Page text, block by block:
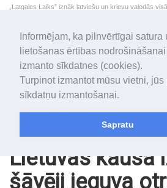
Informējam, ka pilnvērtīgai satura
lietošanas ērtības
izmanto sīkdatnes (cookies).
Turpinot izmantot mūsu vietni, jūs
sīkdatņu izmantošanai.
Sapratu
„Latgales Laiks” iznāk latviešu un krievu valodās
„Latgales Laiks” latviešu valodā aptver Daugavpils
2026. gada 8. augusts
Sestdiena
Mudīte, Vladislava, Vladislavs
Lietuvas kausa
šāvēji ieguva